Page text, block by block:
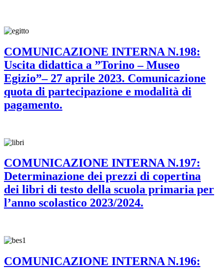
COMUNICAZIONE INTERNA N.198:
Uscita didattica a ”Torino – Museo
Egizio”– 27 aprile 2023. Comunicazione
quota di partecipazione e modalità di
pagamento.
COMUNICAZIONE INTERNA N.197:
Determinazione dei prezzi di copertina
dei libri di testo della scuola primaria per
l’anno scolastico 2023/2024.
COMUNICAZIONE INTERNA N.196: